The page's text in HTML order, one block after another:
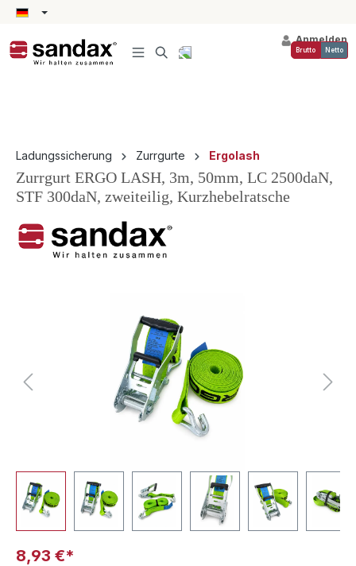
springen
Anmelden
Brutto Netto
Ladungssicherung Zurrgurte Ergolash
Zurrgurt ERGO LASH, 3m, 50mm, LC 2500daN,
STF 300daN, zweiteilig, Kurzhebelratsche
8,93 €*